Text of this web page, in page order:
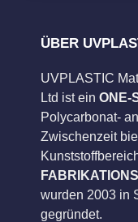
ÜBER
UVPLASTIC
Ltd ist ein ONE-
Polycarbonat-
Zwischenzeit
wurden 2003 in
gegründet.